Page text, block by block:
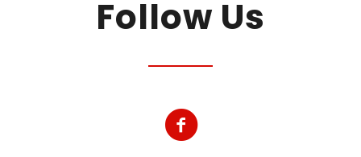
Follow Us